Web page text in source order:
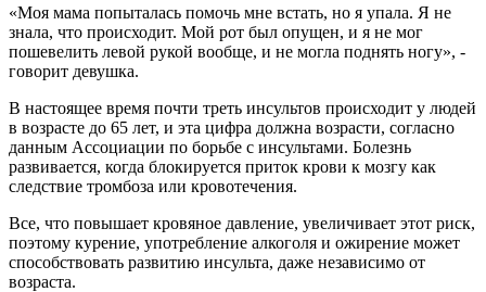
«Моя мама попыталась помочь мне встать, но я упала. Я не
знала, что происходит. Мой рот был опущен, и я не мог
пошевелить левой рукой вообще, и не могла поднять ногу», -
говорит девушка.
В настоящее время почти треть инсультов происходит у людей
в возрасте до 65 лет, и эта цифра должна возрасти, согласно
данным Ассоциации по борьбе с инсультами. Болезнь
развивается, когда блокируется приток крови к мозгу как
следствие тромбоза или кровотечения.
Все, что повышает кровяное давление, увеличивает этот риск,
поэтому курение, употребление алкоголя и ожирение может
способствовать развитию инсульта, даже независимо от
возраста.